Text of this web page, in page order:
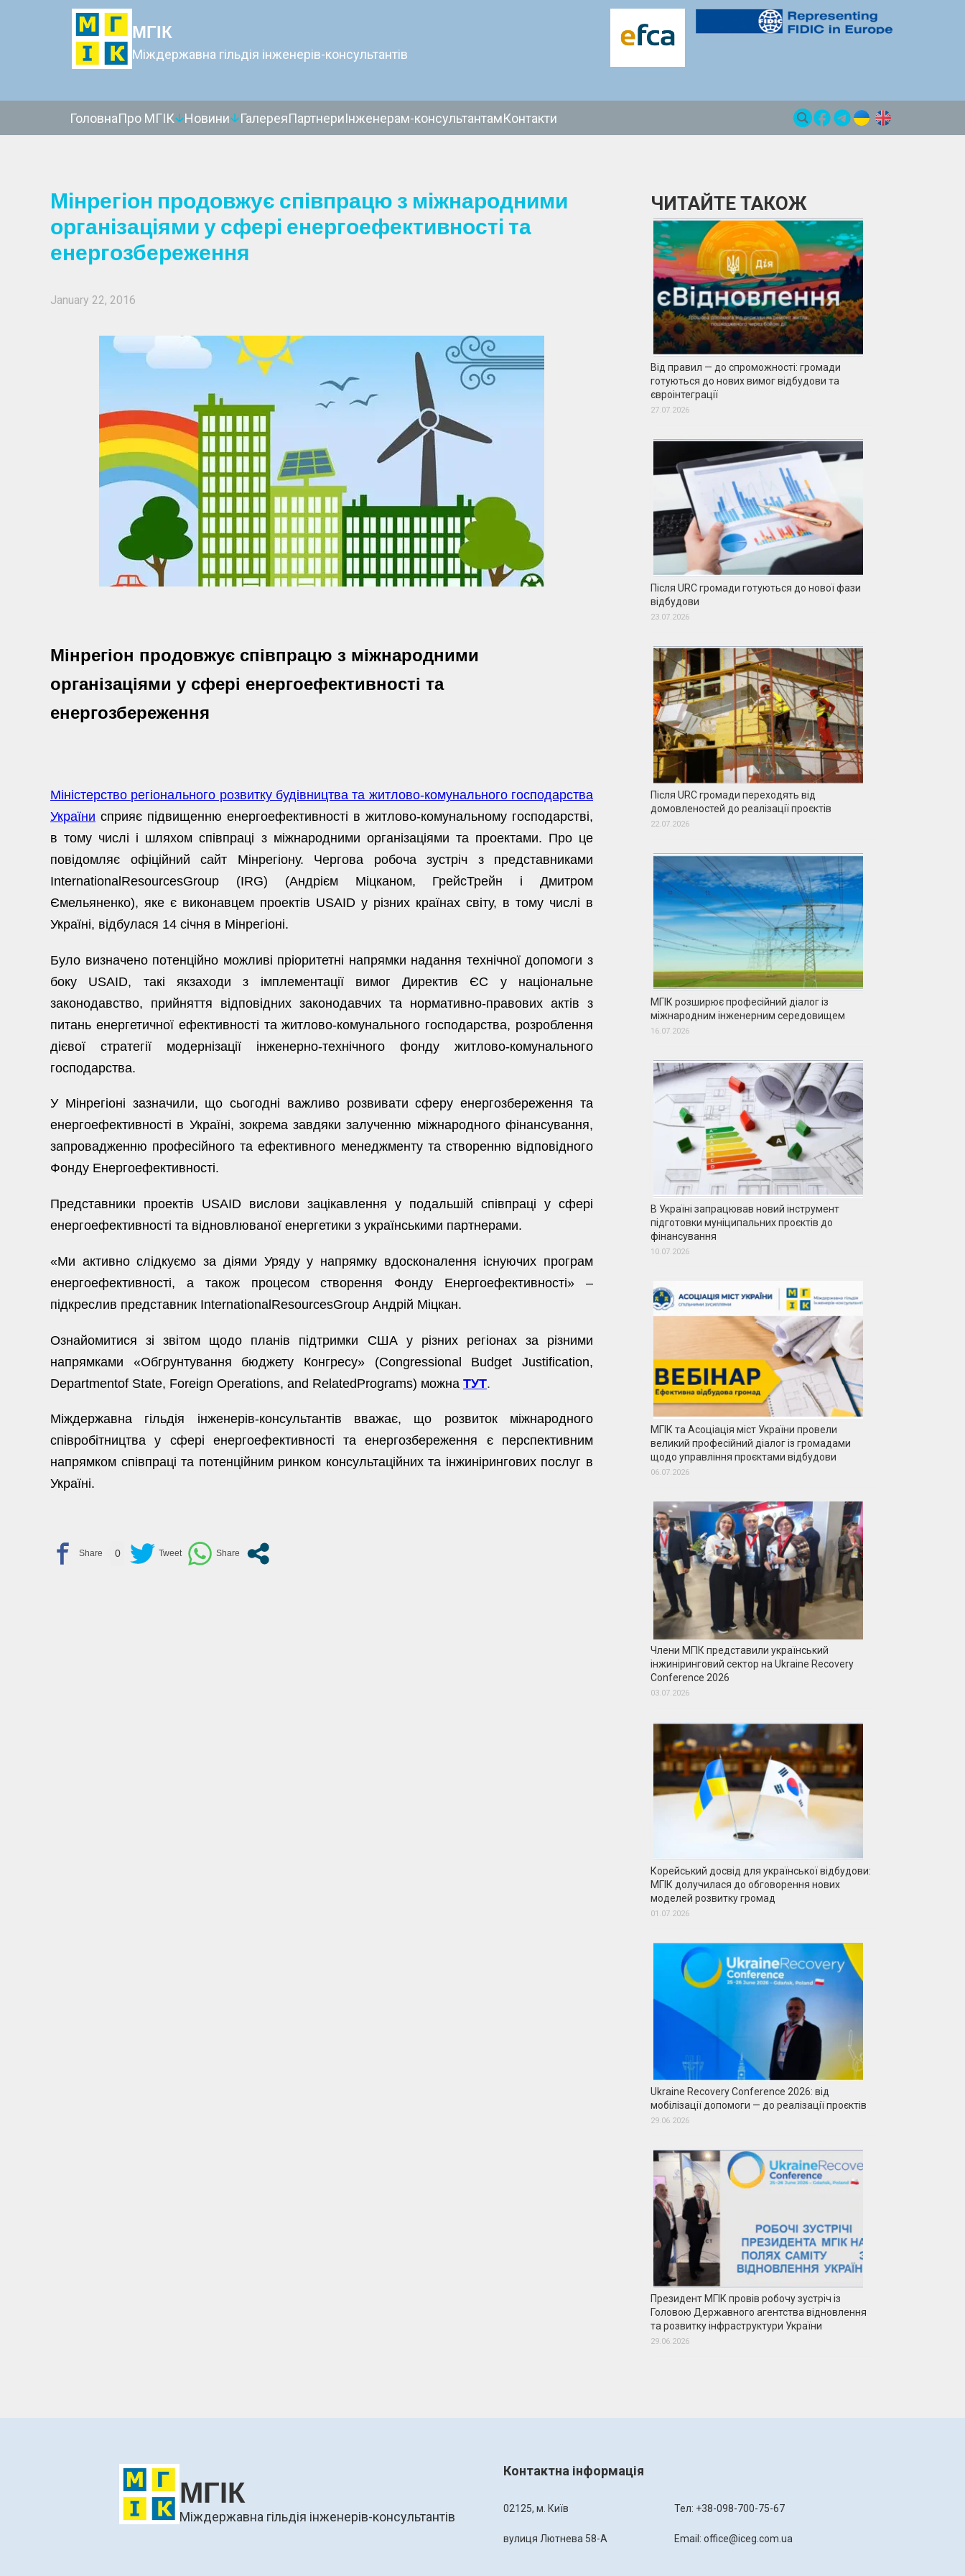
МГІК
Міждержавна гільдія інженерів-консультантів
ГоловнаПро МГІК Новини ГалереяПартнериІнженерам-консультантамКонтакти
Мінрегіон продовжує співпрацю з міжнародними
організаціями у сфері енергоефективності та
енергозбереження
January 22, 2016
Мінрегіон продовжує співпрацю з міжнародними
організаціями у сфері енергоефективності та
енергозбереження
Міністерство регіонального розвитку будівництва та житлово-комунального господарства
України сприяє підвищенню енергоефективності в житлово-комунальному господарстві,
в тому числі і шляхом співпраці з міжнародними організаціями та проектами. Про це
повідомляє офіційний сайт Мінрегіону. Чергова робоча зустріч з представниками
InternationalResourcesGroup (IRG) (Андрієм Міцканом, ГрейсТрейн і Дмитром
Ємельяненко), яке є виконавцем проектів USAID у різних країнах світу, в тому числі в
Україні, відбулася 14 січня в Мінрегіоні.
Було визначено потенційно можливі пріоритетні напрямки надання технічної допомоги з
боку USAID, такі якзаходи з імплементації вимог Директив ЄС у національне
законодавство, прийняття відповідних законодавчих та нормативно-правових актів з
питань енергетичної ефективності та житлово-комунального господарства, розроблення
дієвої стратегії модернізації інженерно-технічного фонду житлово-комунального
господарства.
У Мінрегіоні зазначили, що сьогодні важливо розвивати сферу енергозбереження та
енергоефективності в Україні, зокрема завдяки залученню міжнародного фінансування,
запровадженню професійного та ефективного менеджменту та створенню відповідного
Фонду Енергоефективності.
Представники проектів USAID вислови зацікавлення у подальшій співпраці у сфері
енергоефективності та відновлюваної енергетики з українськими партнерами.
«Ми активно слідкуємо за діями Уряду у напрямку вдосконалення існуючих програм
енергоефективності, а також процесом створення Фонду Енергоефективності» –
підкреслив представник InternationalResourcesGroup Андрій Міцкан.
Ознайомитися зі звітом щодо планів підтримки США у різних регіонах за різними
напрямками «Обгрунтування бюджету Конгресу» (Congressional Budget Justification,
Departmentof State, Foreign Operations, and RelatedPrograms) можна ТУТ.
Міждержавна гільдія інженерів-консультантів вважає, що розвиток міжнародного
співробітництва у сфері енергоефективності та енергозбереження є перспективним
напрямком співпраці та потенційним ринком консультаційних та інжинірингових послуг в
Україні.
0
ЧИТАЙТЕ ТАКОЖ
Від правил — до спроможності: громади
готуються до нових вимог відбудови та
євроінтеграції
27.07.2026
Після URC громади готуються до нової фази
відбудови
23.07.2026
Після URC громади переходять від
домовленостей до реалізації проєктів
22.07.2026
МГІК розширює професійний діалог із
міжнародним інженерним середовищем
16.07.2026
В Україні запрацював новий інструмент
підготовки муніципальних проєктів до
фінансування
10.07.2026
МГІК та Асоціація міст України провели
великий професійний діалог із громадами
щодо управління проєктами відбудови
06.07.2026
Члени МГІК представили український
інжиніринговий сектор на Ukraine Recovery
Conference 2026
03.07.2026
Корейський досвід для української відбудови:
МГІК долучилася до обговорення нових
моделей розвитку громад
01.07.2026
Ukraine Recovery Conference 2026: від
мобілізації допомоги — до реалізації проєктів
29.06.2026
Президент МГІК провів робочу зустріч із
Головою Державного агентства відновлення
та розвитку інфраструктури України
29.06.2026
МГІК
Міждержавна гільдія інженерів-консультантів
Контактна інформація
02125, м. Київ
вулиця Лютнева 58-А
Тел: +38-098-700-75-67
Email: office@iceg.com.ua